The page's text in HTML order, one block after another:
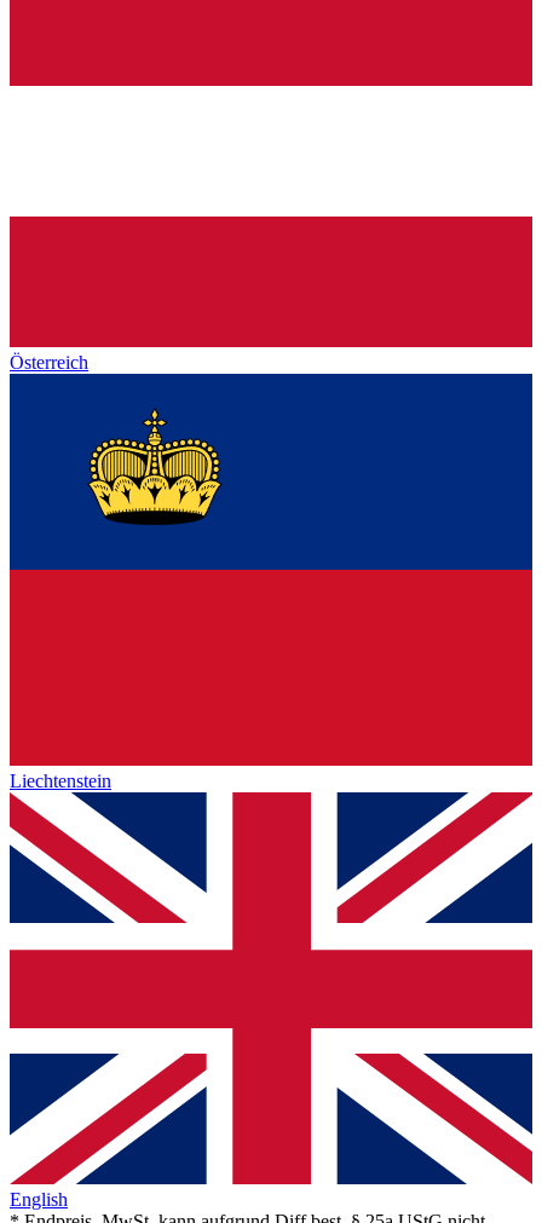
Österreich
Liechtenstein
English